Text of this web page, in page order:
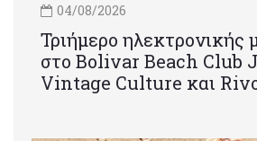
04/08/2026
Τριήμερο ηλεκτρονικής
στο Bolivar Beach Club
Vintage Culture και